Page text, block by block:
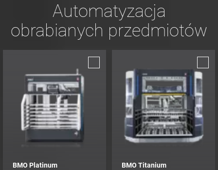
Automatyzacja
obrabianych przedmiotów
BMO Platinum BMO Titanium